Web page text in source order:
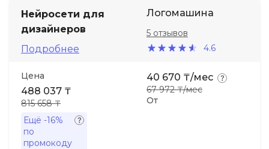
Нейросети для
дизайнеров
Подробнее
Логомашина
4.6
5 отзывов
Цена
488 037 ₸
815 658 ₸
Ещё -16%
по
промокоду
От
40 670 ₸/мес
67 972 ₸/мес